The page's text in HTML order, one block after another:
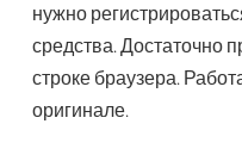
нужно
средства. Достаточно
строке браузера.
оригинале.